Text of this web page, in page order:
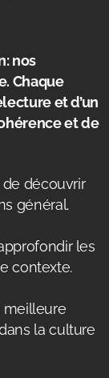
nos
Chaque
et d’un
et de
de découvrir
général.
les
contexte.
meilleure
la culture